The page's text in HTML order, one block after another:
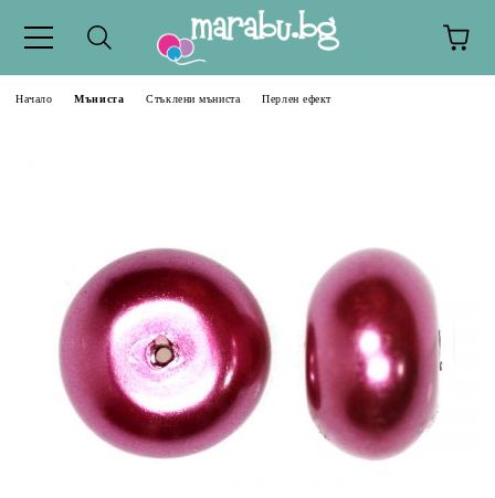
Начало Мъниста Стъклени мъниста Перлен ефект